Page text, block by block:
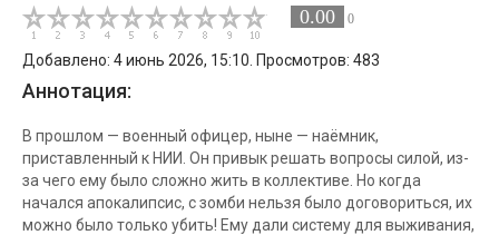
0.00 0
Добавлено: 4 июнь 2026, 15:10. Просмотров: 483
Аннотация:
В прошлом — военный офицер, ныне — наёмник,
приставленный к НИИ. Он привык решать вопросы силой, из-
за чего ему было сложно жить в коллективе. Но когда
начался апокалипсис, с зомби нельзя было договориться, их
можно было только убить! Ему дали систему для выживания,